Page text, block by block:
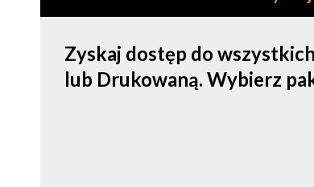
Zyskaj dostęp do
lub Drukowaną. Wybierz